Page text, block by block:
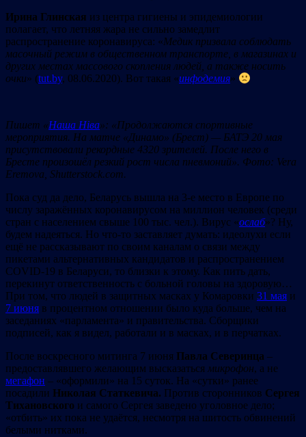
Ирина Глинская из центра гигиены и эпидемиологии
полагает, что летняя жара не сильно замедлит
распространение коронавируса: «Медик призвала соблюдать
масочный режим в общественном транспорте, в магазинах и
других местах массового скопления людей, а также носить
очки» (tut.by, 08.06.2020). Вот такая «инфодемия»
Пишет «Наша Ніва»: «Продолжаются спортивные
мероприятия. На матче «Динамо» (Брест) — БАТЭ 20 мая
присутствовали рекордные 4320 зрителей. После него в
Бресте произошёл резкий рост числа пневмоний». Фото: Vera
Eremova, Shutterstock.com.
Пока суд да дело, Беларусь вышла на 3-е место в Европе по
числу заражённых коронавирусом на миллион человек (среди
стран с населением свыше 100 тыс. чел.). Вирус «ослаб»? Ну,
будем надеяться. Но что-то заставляет думать: идеолухи если
ещё не рассказывают по своим каналам о связи между
пикетами альтернативных кандидатов и распространением
COVID-19 в Беларуси, то близки к этому. Как пить дать,
перекинут ответственность с больной головы на здоровую…
При том, что людей в защитных масках у Комаровки 31 мая и
7 июня в процентном отношении было куда больше, чем на
заседаниях «парламента» и правительства. Сборщики
подписей, как я видел, работали и в масках, и в перчатках.
После воскресного митинга 7 июня Павла Северинца –
предоставлявшего желающим высказаться микрофон, а не
мегафон – «оформили» на 15 суток. На «сутки» ранее
посадили Николая Статкевича. Против сторонников Сергея
Тихановского и самого Сергея заведено уголовное дело;
«отбить» их пока не удаётся, несмотря на шитость обвинений
белыми нитками.